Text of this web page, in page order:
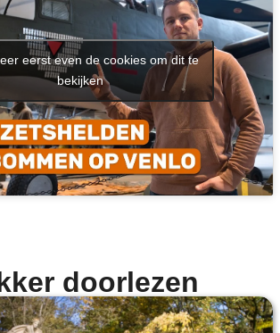
eerst even de cookies om dit te
bekijken
doorlezen